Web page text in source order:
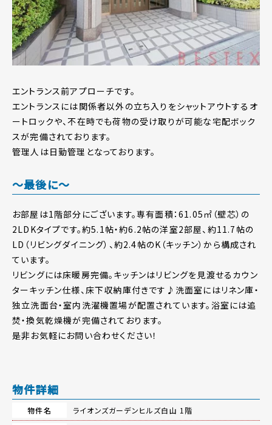
エントランス前アプローチです。
エントランスには関係者以外の立ち入りをシャットアウトするオ
ートロックや、不在時でも荷物の受け取りが可能な宅配ボック
スが完備されております。
管理人は日勤管理となっております。
～最後に～
お部屋は1階部分にございます。専有面積：61.05㎡（壁芯）の
2LDKタイプです。約5.1帖・約6.2帖の洋室2部屋、約11.7帖の
LD（リビングダイニング）、約2.4帖のK（キッチン）から構成され
ています。
リビングには床暖房完備。キッチンはリビングを見渡せるカウン
ターキッチン仕様、床下収納庫付きです♪洗面室にはリネン庫・
独立洗面台・室内洗濯機置場が配置されています。浴室には追
焚・換気乾燥機が完備されております。
是非お気軽にお問い合わせください！
物件詳細
物件名
ライオンズガーデンヒルズ白山 1階